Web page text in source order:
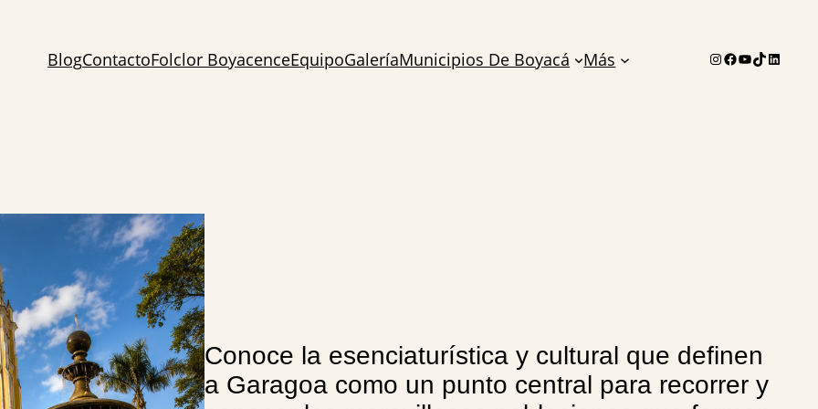
BlogContactoFolclor BoyacenceEquipoGaleríaMunicipios De Boyacá Más Instagram
Facebook
YouTube
TikTok
Conoce la esenciaturística y cultural que definen
a Garagoa como un punto central para recorrer y